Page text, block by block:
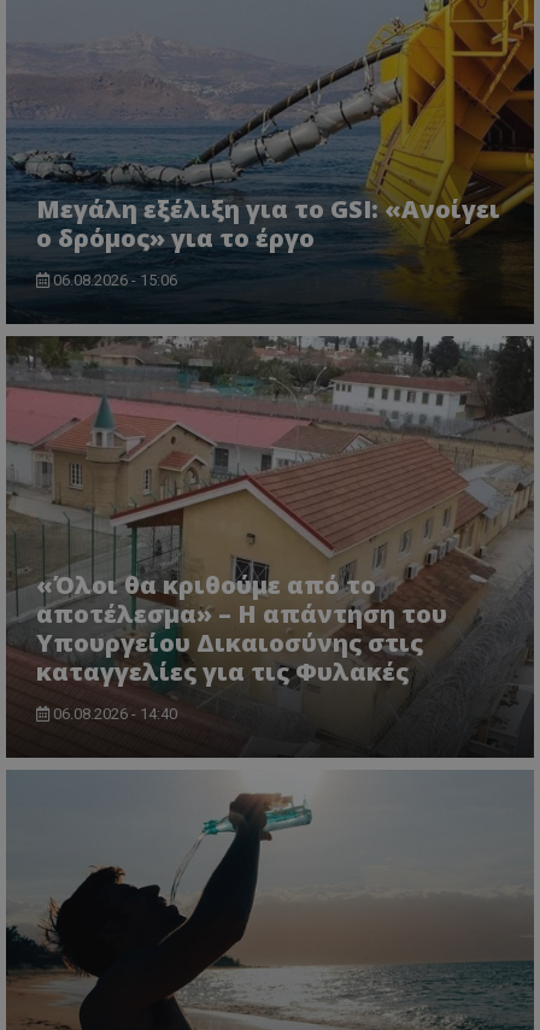
Μεγάλη εξέλιξη για το GSI: «Ανοίγει
ο δρόμος» για το έργο
06.08.2026 - 15:06
«Όλοι θα κριθούμε από το
αποτέλεσμα» – Η απάντηση του
Υπουργείου Δικαιοσύνης στις
καταγγελίες για τις Φυλακές
06.08.2026 - 14:40